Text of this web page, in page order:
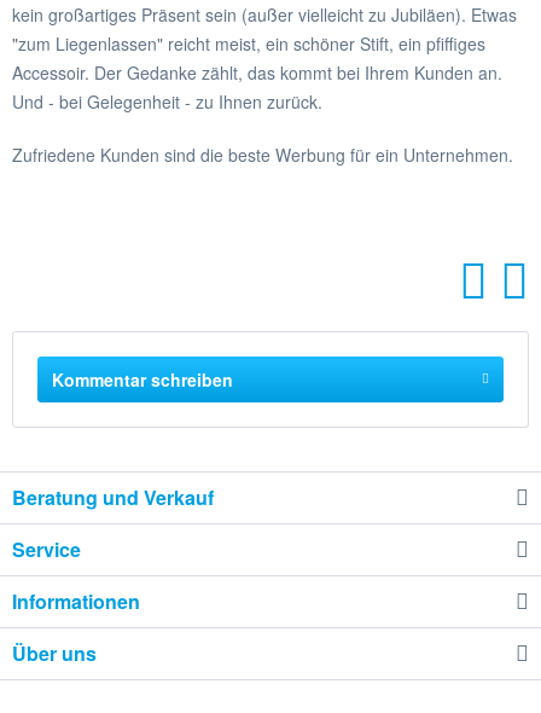
kein großartiges Präsent sein (außer vielleicht zu Jubiläen). Etwas
"zum Liegenlassen" reicht meist, ein schöner Stift, ein pfiffiges
Accessoir. Der Gedanke zählt, das kommt bei Ihrem Kunden an.
Und - bei Gelegenheit - zu Ihnen zurück.
Zufriedene Kunden sind die beste Werbung für ein Unternehmen.
Kommentar schreiben
Beratung und Verkauf
Service
Informationen
Über uns